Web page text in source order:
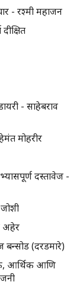
- रश्मी महाजन
- साहेबराव
मोहरीर
दस्तावेज -
अहेर
बन्सोड (दरडमारे)
आर्थिक आणि